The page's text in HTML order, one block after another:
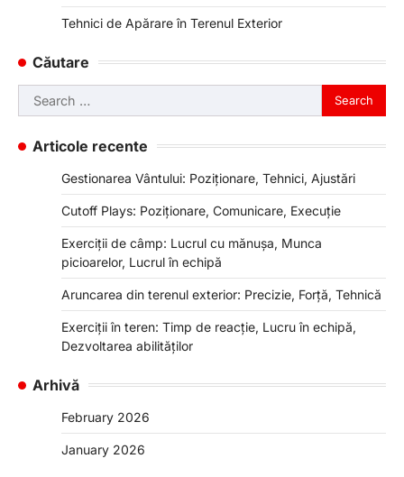
Tehnici de Apărare în Terenul Exterior
Căutare
Search
for:
Articole recente
Gestionarea Vântului: Poziționare, Tehnici, Ajustări
Cutoff Plays: Poziționare, Comunicare, Execuție
Exerciții de câmp: Lucrul cu mănușa, Munca
picioarelor, Lucrul în echipă
Aruncarea din terenul exterior: Precizie, Forță, Tehnică
Exerciții în teren: Timp de reacție, Lucru în echipă,
Dezvoltarea abilităților
Arhivă
February 2026
January 2026